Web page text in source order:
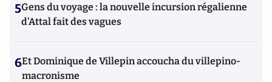
5Gens du voyage : la nouvelle incursion régalienne
d'Attal fait des vagues
6Et Dominique de Villepin accoucha du villepino-
macronisme